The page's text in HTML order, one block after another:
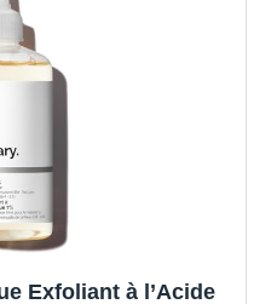
Exfoliant à l’Acide